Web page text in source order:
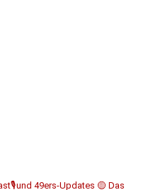
49ers-Updates 🟡 Das